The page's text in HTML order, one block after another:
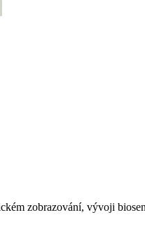
zobrazování, vývoji